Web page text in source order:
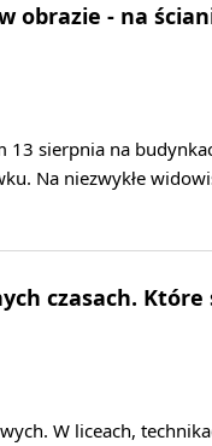
obrazie - na
13 sierpnia na
Na niezwykłe
czasach.
W liceach,